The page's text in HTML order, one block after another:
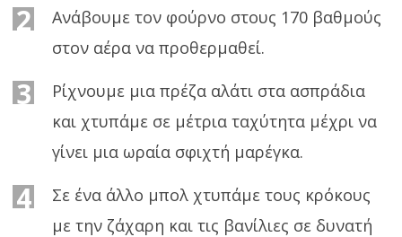
2
Ανάβουμε τον φούρνο στους 170 βαθμούς
στον αέρα να προθερμαθεί.
3
Ρίχνουμε μια πρέζα αλάτι στα ασπράδια
και χτυπάμε σε μέτρια ταχύτητα μέχρι να
γίνει μια ωραία σφιχτή μαρέγκα.
4
Σε ένα άλλο μπολ χτυπάμε τους κρόκους
με την ζάχαρη και τις βανίλιες σε δυνατή